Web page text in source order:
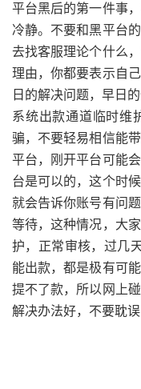
平台黑后的第一件事
冷静。不要和黑平台
去找客服理论个什么
理由，你都要表示自
日的解决问题，早日
系统出款通道临时维
骗，不要轻易相信能
平台，刚开平台可能
台是可以的，这个时
就会告诉你账号有问
等待，这种情况，大
护，正常审核，过几
能出款，都是极有可
提不了款，所以网上
解决办法好，不要耽误